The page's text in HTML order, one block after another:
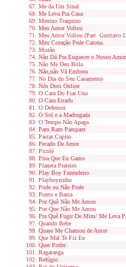
Me da Um Sinal
Me Leva Pra Casa
Menino Traquino
Meu Amor Voltou
Meu Amor Voltou (Part. Gusttavo
Meu Coração Pede Carona
Mozão
Não Dá Pra Esquecer o Nosso Amor
Não Me Deu Bola
Não,não Vá Embora
No Dia do Seu Casamento
Nós Dois Online
O Cara Do Fiat Uno
O Cara Errado
O Defensor
O Sol e a Madrugada
O Tempo Não Apaga
Pam Ram Pampam
Pastar Capim
Pecado De Amor
Picolé
Pisa Que Eu Gamo
Planeta Praieiro
Play Boy Fazendeiro
Playboyzinho
Pode ou Não Pode
Ponto e Basta
Por Quê Não Me Amou
Por Que Não Me Amou
Pra Quê Fugir De Mim/ Me Leva
Quando Bebe
Quase Me Chamou de Amor
Que Mal Te Fiz Eu
Quer Poder
Ragatanga
Refúgio